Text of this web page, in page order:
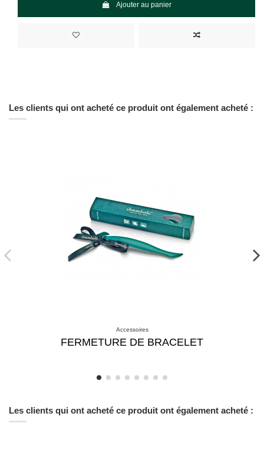
Ajouter au panier
Les clients qui ont acheté ce produit ont également acheté :
Accessoires
FERMETURE DE BRACELET
Les clients qui ont acheté ce produit ont également acheté :